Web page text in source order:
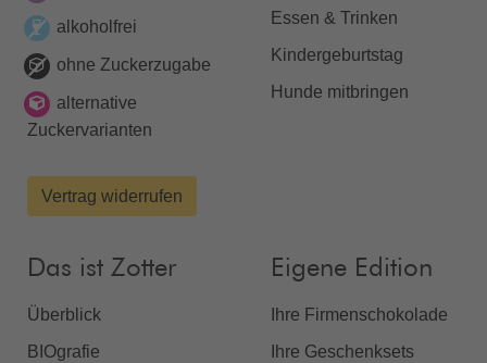
alkoholfrei
ohne Zuckerzugabe
alternative
Zuckervarianten
Vertrag widerrufen
Essen & Trinken
Kindergeburtstag
Hunde mitbringen
Das ist Zotter
Überblick
BIOgrafie
Eigene Edition
Ihre Firmenschokolade
Ihre Geschenksets